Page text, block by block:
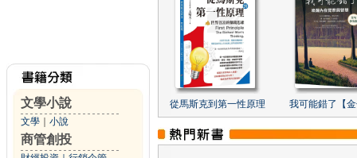
文學小說
文學 小說
商管創投
從馬斯克到第一性原理 我可能錯了【